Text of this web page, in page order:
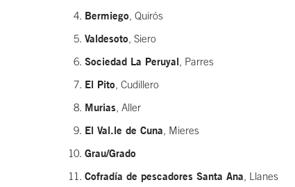
Bermiego , Quirós
Valdesoto , Siero
Sociedad La Peruyal , Parres
El Pito , Cudillero
Murias , Aller
El Val.le de Cuna , Mieres
Grau/Grado
Cofradía de pescadores Santa Ana , Llanes